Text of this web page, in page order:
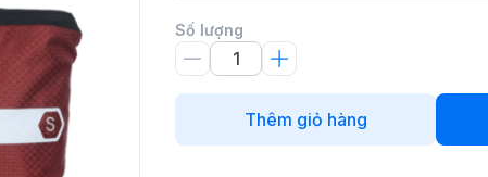
Số lượng
Thêm giỏ hàng